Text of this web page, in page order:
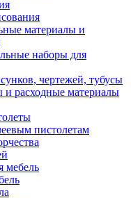
материалы и
наборы для
чертежей, тубусы
и расходные материалы
пистолетам
мебель